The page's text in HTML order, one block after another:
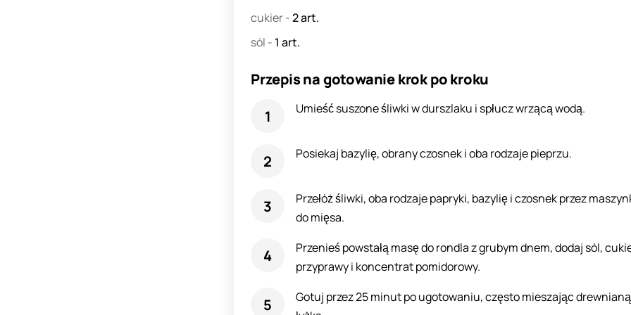
cukier-2art.
sól - 1 art.
Przepis na gotowanie krok po kroku
Umieść suszone śliwki w durszlaku i spłucz wrzącą wodą.
Posiekaj bazylię, obrany czosnek i oba rodzaje pieprzu.
Przełóż śliwki, oba rodzaje papryki, bazylię i czosnek przez
do mięsa.
Przenieś powstałą masę do rondla z grubym dnem, dodaj sól,
przyprawy i koncentrat pomidorowy.
Gotuj przez 25 minut po ugotowaniu, często mieszając drewnianą